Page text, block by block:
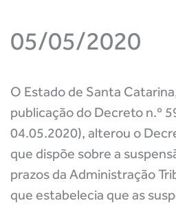
05/05/2020
O Estado de Santa
publicação do Decreto n.º
04.05.2020), alterou o
que dispõe sobre a
prazos da Administração
que estabelecia que as